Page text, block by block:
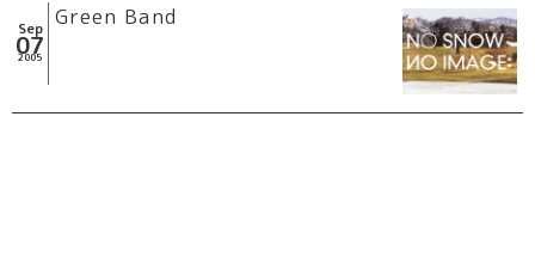
Sep
07
2005
Green Band